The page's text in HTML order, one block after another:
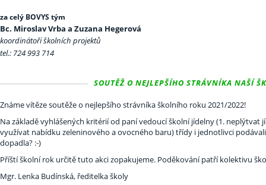
za celý BOVYS tým
Bc. Miroslav Vrba a Zuzana Hegerová
koordinátoři školních projektů
tel.: 724 993 714
SOUTĚŽ O NEJLEPŠÍHO STRÁVNÍKA NAŠÍ
Známe vítěze soutěže o nejlepšího strávníka školního roku 2021/2022!
Na základě vyhlášených kritérií od paní vedoucí školní jídelny (1.
využívat nabídku zeleninového a ovocného baru) třídy i jednotlivci
dopadla? :-)
Příští školní rok určitě tuto akci zopakujeme. Poděkování patří kolektivu
Mgr. Lenka Budínská, ředitelka školy